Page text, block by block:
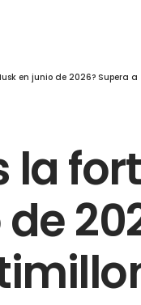
en junio de 2026? Supera
la